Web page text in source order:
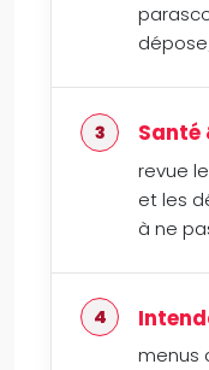
Santé
revue
et les
à ne
menus